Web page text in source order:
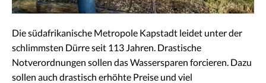
Die südafrikanische Metropole Kapstadt leidet unter der
schlimmsten Dürre seit 113 Jahren. Drastische
Notverordnungen sollen das Wassersparen forcieren. Dazu
sollen auch drastisch erhöhte Preise und viel